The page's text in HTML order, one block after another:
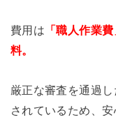
費用は 「職人作業
料。
厳正な審査を通過
されているため、